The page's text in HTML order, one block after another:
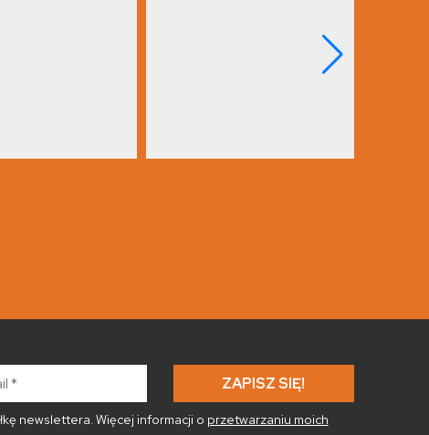
newslettera. Więcej informacji o przetwarzaniu moich